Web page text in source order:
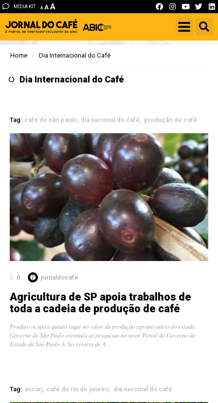
MÍDIA KIT A A A
Home Dia Internacional do Café
Dia Internacional do Café
Tag: café de são paulo dia nacional do café produção de café
0 jornaldocafe
Agricultura de SP apoia trabalhos de
toda a cadeia de produção de café
Produto ocupa o quinto lugar no valor da produção agropecuária do estado;
Governo de São Paulo estimula as pesquisas no setor Portal do Governo do
Estado de São Paulo A Secretaria de A…
Tag: ascarj café do rio de janeiro dia nacional do café